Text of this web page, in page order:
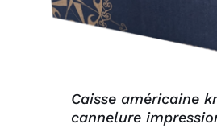
Caisse américaine
cannelure